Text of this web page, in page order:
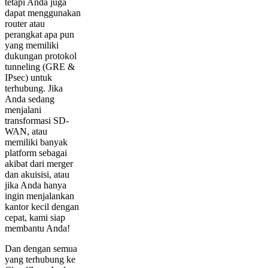
dapat menggunakan
router atau
perangkat apa pun
yang memiliki
dukungan protokol
tunneling (GRE &
IPsec) untuk
terhubung. Jika
Anda sedang
menjalani
transformasi SD-
WAN, atau
memiliki banyak
platform sebagai
akibat dari merger
dan akuisisi, atau
jika Anda hanya
ingin menjalankan
kantor kecil dengan
cepat, kami siap
membantu Anda!
Dan dengan semua
yang terhubung ke